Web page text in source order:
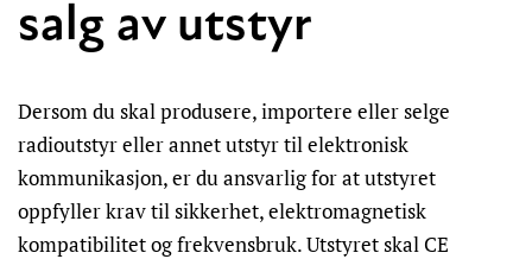
salg av utstyr
Dersom du skal produsere, importere eller selge
radioutstyr eller annet utstyr til elektronisk
kommunikasjon, er du ansvarlig for at utstyret
oppfyller krav til sikkerhet, elektromagnetisk
kompatibilitet og frekvensbruk. Utstyret skal CE